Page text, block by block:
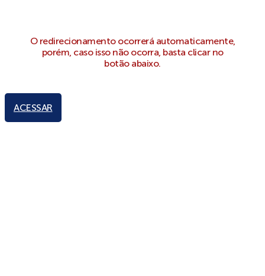
O redirecionamento ocorrerá automaticamente,
porém, caso isso não ocorra, basta clicar no
botão abaixo.
ACESSAR